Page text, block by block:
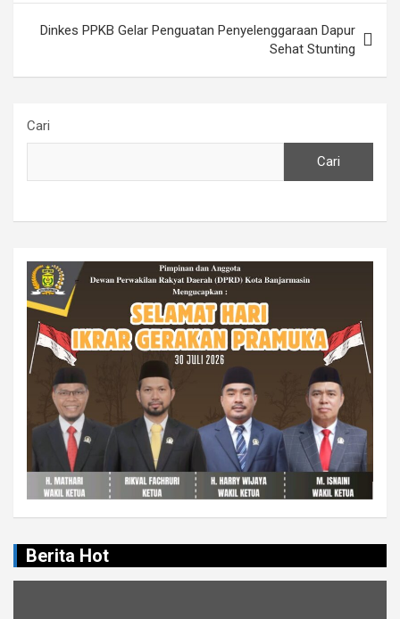
Dinkes PPKB Gelar Penguatan Penyelenggaraan Dapur
Sehat Stunting
Cari
Cari
Berita Hot